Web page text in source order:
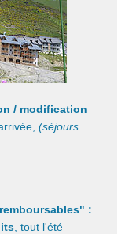
/ modification
(séjours
:
tout l'été